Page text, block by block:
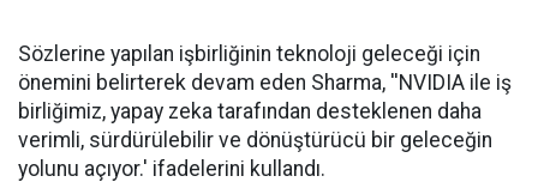
Sözlerine yapılan işbirliğinin teknoloji geleceği için
önemini belirterek devam eden Sharma, ''NVIDIA ile iş
birliğimiz, yapay zeka tarafından desteklenen daha
verimli, sürdürülebilir ve dönüştürücü bir geleceğin
yolunu açıyor.' ifadelerini kullandı.